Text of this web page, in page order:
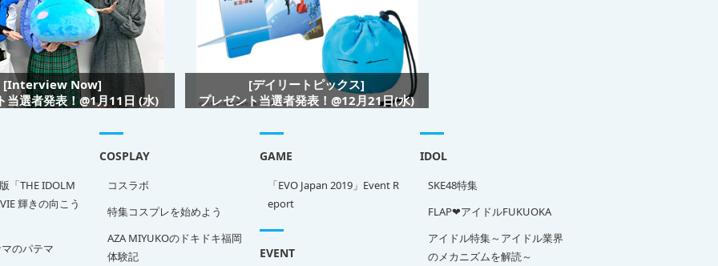
[Interview Now]
当選者発表！@1月11日 (水)
[デイリートピックス]
プレゼント当選者発表！@12月21日(水)
「THE IDOLM
輝きの向こう
のパテマ
COSPLAY
コスラボ
特集コスプレを始めよう
AZA MIYUKOのドキドキ福岡
体験記
GAME
「EVO Japan 2019」Event R
eport
IDOL
SKE48特集
FLAP❤アイドルFUKUOKA
アイドル特集～アイドル業界
のメカニズムを解読～
EVENT